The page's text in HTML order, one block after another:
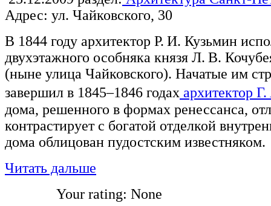
Адрес: ул. Чайковского, 30
В 1844 году архитектор Р. И. Кузьмин
двухэтажного особняка князя Л. В.
(ныне улица Чайковского). Начатые им
завершил в 1845–1846 годах архитектор
дома, решенного в формах ренессанса,
контрастирует с богатой отделкой
дома облицован пудостским известняком.
Читать дальше
Your rating: None